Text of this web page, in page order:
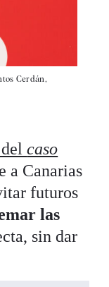
Cerdán,
delcaso
a Canarias
futuros
las
sin dar